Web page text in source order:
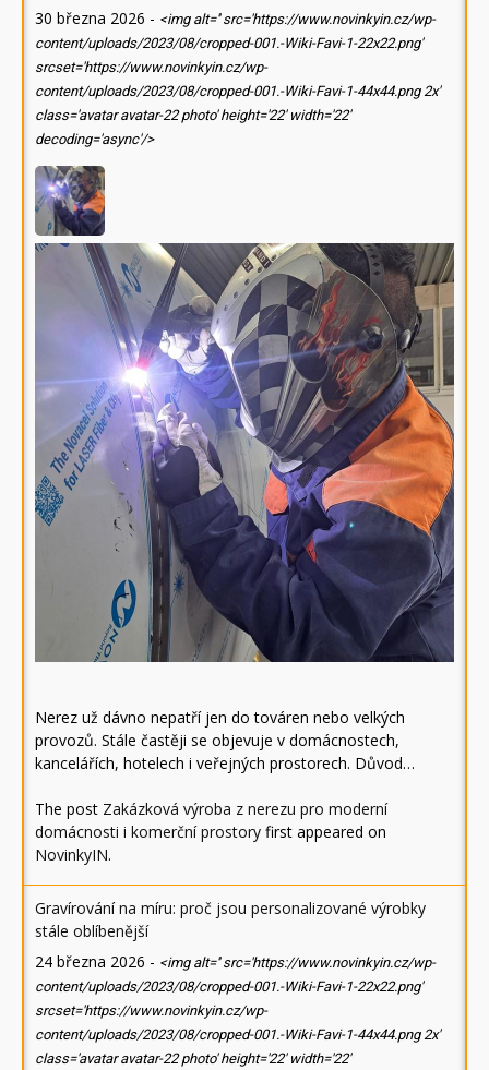
30 března 2026 - <img alt='' src='https://www.novinkyin.cz/wp-
content/uploads/2023/08/cropped-001.-Wiki-Favi-1-22x22.png'
srcset='https://www.novinkyin.cz/wp-
content/uploads/2023/08/cropped-001.-Wiki-Favi-1-44x44.png 2x'
class='avatar avatar-22 photo' height='22' width='22'
decoding='async'/>
Nerez už dávno nepatří jen do továren nebo velkých
provozů. Stále častěji se objevuje v domácnostech,
kancelářích, hotelech i veřejných prostorech. Důvod…
The post Zakázková výroba z nerezu pro moderní
domácnosti i komerční prostory first appeared on
NovinkyIN.
Gravírování na míru: proč jsou personalizované výrobky
stále oblíbenější
24 března 2026 - <img alt='' src='https://www.novinkyin.cz/wp-
content/uploads/2023/08/cropped-001.-Wiki-Favi-1-22x22.png'
srcset='https://www.novinkyin.cz/wp-
content/uploads/2023/08/cropped-001.-Wiki-Favi-1-44x44.png 2x'
class='avatar avatar-22 photo' height='22' width='22'